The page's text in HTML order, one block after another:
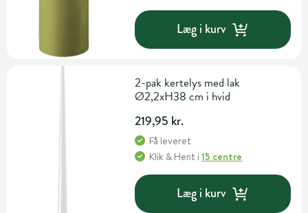
Læg i kurv
2-pak kertelys med lak
Ø2,2xH38 cm i hvid
219,95 kr.
Få leveret
Klik & Hent i15 centre
Læg i kurv